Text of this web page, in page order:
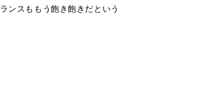
ンスももう飽き飽きだという